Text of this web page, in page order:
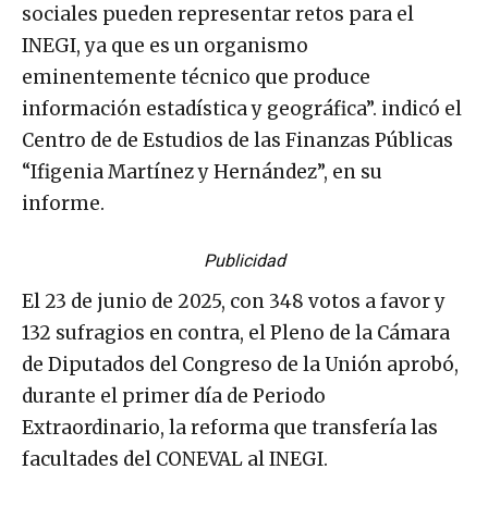
sociales pueden representar retos para el
INEGI, ya que es un organismo
eminentemente técnico que produce
información estadística y geográfica”. indicó el
Centro de de Estudios de las Finanzas Públicas
“Ifigenia Martínez y Hernández”, en su
informe.
Publicidad
El 23 de junio de 2025, con 348 votos a favor y
132 sufragios en contra, el Pleno de la Cámara
de Diputados del Congreso de la Unión aprobó,
durante el primer día de Periodo
Extraordinario, la reforma que transfería las
facultades del CONEVAL al INEGI.